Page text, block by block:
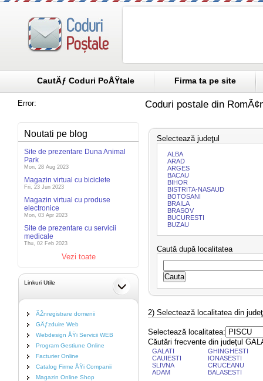
CautÄƒ Coduri PoÅŸtale Firma ta pe site
Error:
Noutati pe blog
Site de prezentare Duna Animal
Park
Mon, 28 Aug 2023
Magazin virtual cu biciclete
Fri, 23 Jun 2023
Magazin virtual cu produse
electronice
Mon, 03 Apr 2023
Site de prezentare cu servicii
medicale
Thu, 02 Feb 2023
Vezi toate
Linkuri Utile
ÃŽnregistrare domenii
GÄƒzduire Web
Webdesign ÅŸi Servicii WEB
Program Gestiune Online
Facturier Online
Catalog Firme ÅŸi Companii
Magazin Online Shop
Coduri postale din
Selectează judeţul
ALBA
ARAD
ARGES
BACAU
BIHOR
BISTRITA-NASAUD
BOTOSANI
BRAILA
BRASOV
BUCURESTI
BUZAU
Caută după localitatea
2) Selectează localitatea din
Selectează localitatea:
Căutări frecvente din judeţul
GALATI
CAUIESTI
SLIVNA
ADAM
GHINGHESTI
IONASESTI
CRUCEANU
BALASESTI